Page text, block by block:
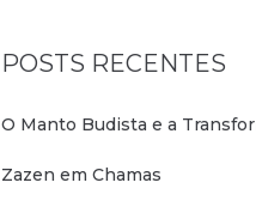
POSTS RECENTES
O Manto Budista e a
Zazen em Chamas